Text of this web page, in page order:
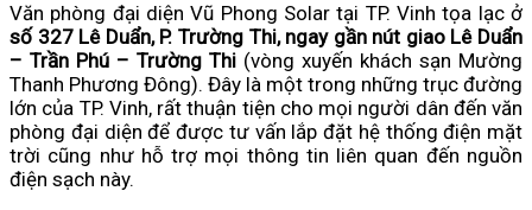
Văn phòng đại diện Vũ Phong Solar tại TP. Vinh tọa lạc ở
số 327 Lê Duẩn, P. Trường Thi, ngay gần nút giao Lê Duẩn
– Trần Phú – Trường Thi (vòng xuyến khách sạn Mường
Thanh Phương Đông). Đây là một trong những trục đường
lớn của TP. Vinh, rất thuận tiện cho mọi người dân đến văn
phòng đại diện để được tư vấn lắp đặt hệ thống điện mặt
trời cũng như hỗ trợ mọi thông tin liên quan đến nguồn
điện sạch này.